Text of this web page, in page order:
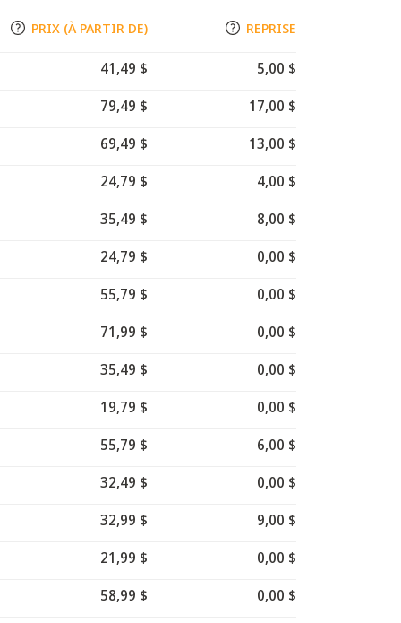
PRIX (À PARTIR DE) REPRISE
41,49 $
5,00 $
79,49 $
17,00 $
69,49 $
13,00 $
24,79 $
4,00 $
35,49 $
8,00 $
24,79 $
0,00 $
55,79 $
0,00 $
71,99 $
0,00 $
35,49 $
0,00 $
19,79 $
0,00 $
55,79 $
6,00 $
32,49 $
0,00 $
32,99 $
9,00 $
21,99 $
0,00 $
58,99 $
0,00 $